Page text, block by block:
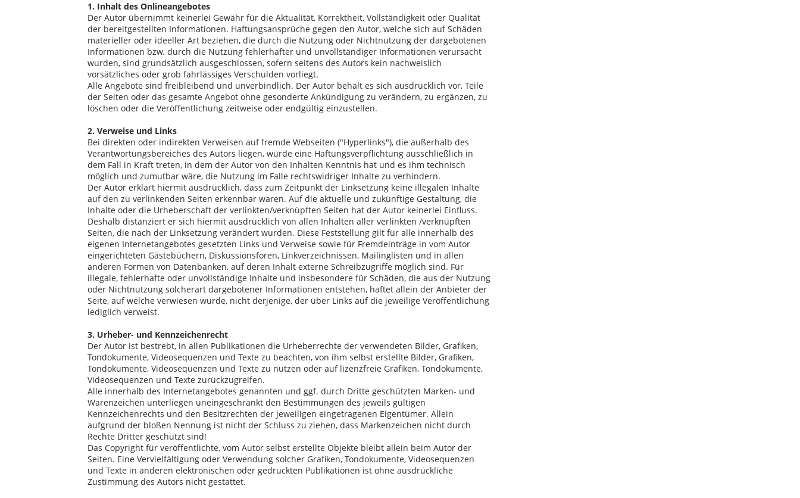
1. Inhalt des Onlineangebotes
Der Autor übernimmt keinerlei Gewähr für die Aktualität, Korrektheit, Vollständigkeit oder Qualität
der bereitgestellten Informationen. Haftungsansprüche gegen den Autor, welche sich auf Schäden
materieller oder ideeller Art beziehen, die durch die Nutzung oder Nichtnutzung der dargebotenen
Informationen bzw. durch die Nutzung fehlerhafter und unvollständiger Informationen verursacht
wurden, sind grundsätzlich ausgeschlossen, sofern seitens des Autors kein nachweislich
vorsätzliches oder grob fahrlässiges Verschulden vorliegt.
Alle Angebote sind freibleibend und unverbindlich. Der Autor behält es sich ausdrücklich vor, Teile
der Seiten oder das gesamte Angebot ohne gesonderte Ankündigung zu verändern, zu ergänzen, zu
löschen oder die Veröffentlichung zeitweise oder endgültig einzustellen.
2. Verweise und Links
Bei direkten oder indirekten Verweisen auf fremde Webseiten ("Hyperlinks"), die außerhalb des
Verantwortungsbereiches des Autors liegen, würde eine Haftungsverpflichtung ausschließlich in
dem Fall in Kraft treten, in dem der Autor von den Inhalten Kenntnis hat und es ihm technisch
möglich und zumutbar wäre, die Nutzung im Falle rechtswidriger Inhalte zu verhindern.
Der Autor erklärt hiermit ausdrücklich, dass zum Zeitpunkt der Linksetzung keine illegalen Inhalte
auf den zu verlinkenden Seiten erkennbar waren. Auf die aktuelle und zukünftige Gestaltung, die
Inhalte oder die Urheberschaft der verlinkten/verknüpften Seiten hat der Autor keinerlei Einfluss.
Deshalb distanziert er sich hiermit ausdrücklich von allen Inhalten aller verlinkten /verknüpften
Seiten, die nach der Linksetzung verändert wurden. Diese Feststellung gilt für alle innerhalb des
eigenen Internetangebotes gesetzten Links und Verweise sowie für Fremdeinträge in vom Autor
eingerichteten Gästebüchern, Diskussionsforen, Linkverzeichnissen, Mailinglisten und in allen
anderen Formen von Datenbanken, auf deren Inhalt externe Schreibzugriffe möglich sind. Für
illegale, fehlerhafte oder unvollständige Inhalte und insbesondere für Schäden, die aus der Nutzung
oder Nichtnutzung solcherart dargebotener Informationen entstehen, haftet allein der Anbieter der
Seite, auf welche verwiesen wurde, nicht derjenige, der über Links auf die jeweilige Veröffentlichung
lediglich verweist.
3. Urheber- und Kennzeichenrecht
Der Autor ist bestrebt, in allen Publikationen die Urheberrechte der verwendeten Bilder, Grafiken,
Tondokumente, Videosequenzen und Texte zu beachten, von ihm selbst erstellte Bilder, Grafiken,
Tondokumente, Videosequenzen und Texte zu nutzen oder auf lizenzfreie Grafiken, Tondokumente,
Videosequenzen und Texte zurückzugreifen.
Alle innerhalb des Internetangebotes genannten und ggf. durch Dritte geschützten Marken- und
Warenzeichen unterliegen uneingeschränkt den Bestimmungen des jeweils gültigen
Kennzeichenrechts und den Besitzrechten der jeweiligen eingetragenen Eigentümer. Allein
aufgrund der bloßen Nennung ist nicht der Schluss zu ziehen, dass Markenzeichen nicht durch
Rechte Dritter geschützt sind!
Das Copyright für veröffentlichte, vom Autor selbst erstellte Objekte bleibt allein beim Autor der
Seiten. Eine Vervielfältigung oder Verwendung solcher Grafiken, Tondokumente, Videosequenzen
und Texte in anderen elektronischen oder gedruckten Publikationen ist ohne ausdrückliche
Zustimmung des Autors nicht gestattet.